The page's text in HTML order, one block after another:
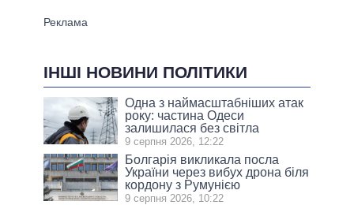
ІНШІ НОВИНИ ПОЛІТИКИ
Одна з наймасштабніших атак
року: частина Одеси
залишилася без світла
9 серпня 2026, 12:22
Болгарія викликала посла
України через вибух дрона біля
кордону з Румунією
9 серпня 2026, 10:22